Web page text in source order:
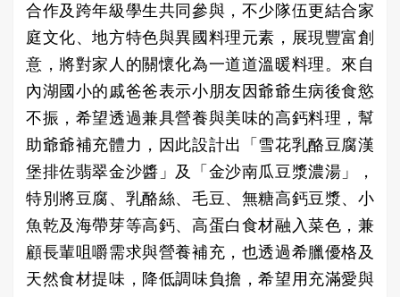
合作及跨年級學生共同參與，不少隊伍更結合家
庭文化、地方特色與異國料理元素，展現豐富創
意，將對家人的關懷化為一道道溫暖料理。來自
內湖國小的戚爸爸表示小朋友因爺爺生病後食慾
不振，希望透過兼具營養與美味的高鈣料理，幫
助爺爺補充體力，因此設計出「雪花乳酪豆腐漢
堡排佐翡翠金沙醬」及「金沙南瓜豆漿濃湯」，
特別將豆腐、乳酪絲、毛豆、無糖高鈣豆漿、小
魚乾及海帶芽等高鈣、高蛋白食材融入菜色，兼
顧長輩咀嚼需求與營養補充，也透過希臘優格及
天然食材提味，降低調味負擔，希望用充滿愛與